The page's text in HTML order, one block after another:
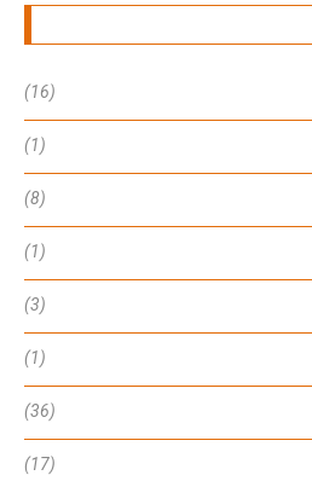
(16)
(1)
(8)
(1)
(3)
(1)
(36)
(17)